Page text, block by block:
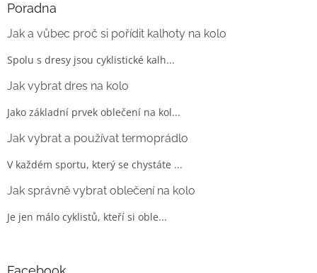
Poradna
Jak a vůbec proč si pořídit kalhoty na kolo
Spolu s dresy jsou cyklistické kalh...
Jak vybrat dres na kolo
Jako základní prvek oblečení na kol...
Jak vybrat a používat termoprádlo
V každém sportu, který se chystáte ...
Jak správně vybrat oblečení na kolo
Je jen málo cyklistů, kteří si oble...